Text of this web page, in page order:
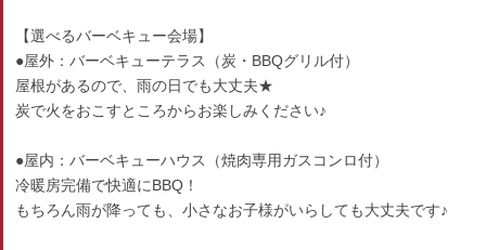
【選べるバーベキュー会場】
●屋外：バーベキューテラス（炭・BBQグリル付）
屋根があるので、雨の日でも大丈夫★
炭で火をおこすところからお楽しみください♪
●屋内：バーベキューハウス（焼肉専用ガスコンロ付）
冷暖房完備で快適にBBQ！
もちろん雨が降っても、小さなお子様がいらしても大丈夫です♪